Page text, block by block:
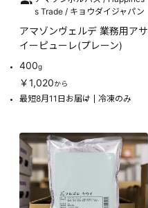
s Trade / キョウダイジャパン
アマゾンヴェルデ 業務用アサ
イーピューレ(プレーン)
400g
￥1,020から
最短8月11日お届け 冷凍のみ